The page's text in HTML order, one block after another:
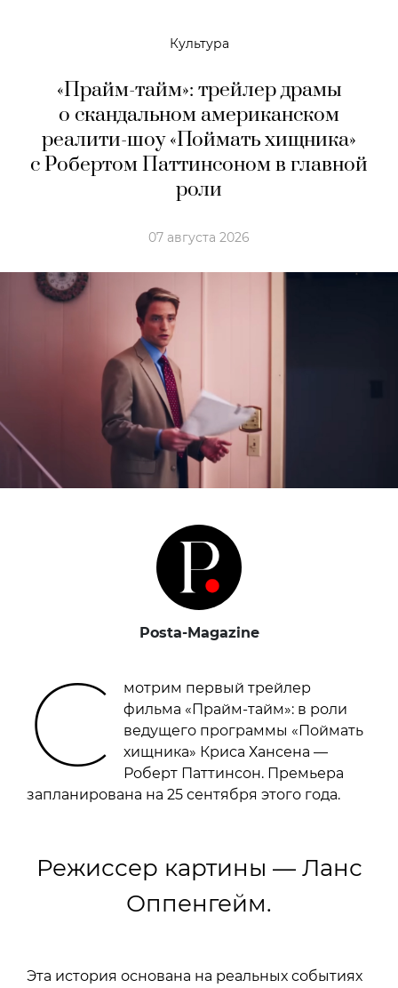
Культура
«Прайм-тайм»: трейлер драмы
о скандальном американском
реалити-шоу «Поймать хищника»
с Робертом Паттинсоном в главной
роли
07 августа 2026
Posta-Magazine
С
мотрим первый трейлер
фильма «Прайм-тайм»: в роли
ведущего программы «Поймать
хищника» Криса Хансена —
Роберт Паттинсон. Премьера
запланирована на 25 сентября этого года.
Режиссер картины — Ланс
Оппенгейм.
Эта история основана на реальных событиях